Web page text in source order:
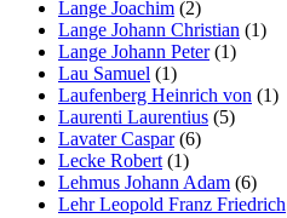
Lange Joachim (2)
Lange Johann Christian (1)
Lange Johann Peter(1)
Lau Samuel (1)
Laufenberg Heinrich von (1)
Laurenti Laurentius (5)
Lavater Caspar(6)
Lecke Robert (1)
Lehmus Johann Adam (6)
Lehr Leopold Franz Friedrich